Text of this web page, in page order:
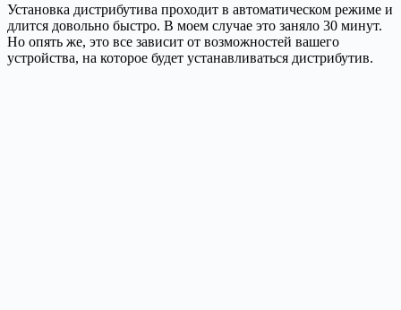
Установка дистрибутива проходит в автоматическом режиме и
длится довольно быстро. В моем случае это заняло 30 минут.
Но опять же, это все зависит от возможностей вашего
устройства, на которое будет устанавливаться дистрибутив.